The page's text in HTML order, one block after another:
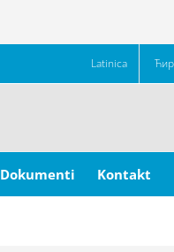
Latinica
Dokumenti Kontakt